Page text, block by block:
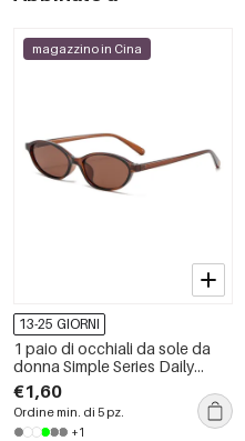
magazzino in Cina
13-25 GIORNI
1 paio di occhiali da sole da
donna Simple Series Daily
Tinta Unita in policarbonato
€1,60
Ordine min. di 5 pz.
+1